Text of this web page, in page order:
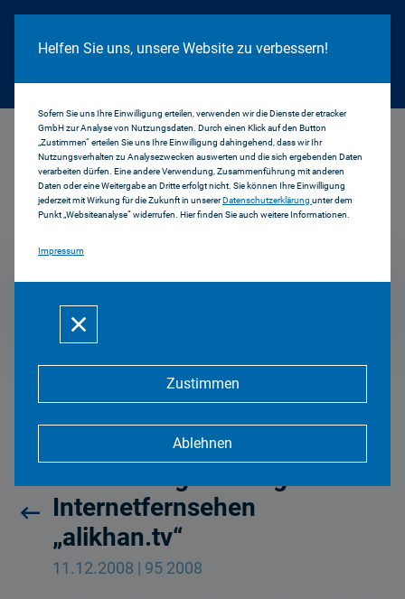
Cookie Hinweis
Helfen Sie uns, unsere Website zu verbessern!
Sofern Sie uns Ihre Einwilligung erteilen, verwenden wir die Dienste der etracker
GmbH zur Analyse von Nutzungsdaten. Durch einen Klick auf den Button
„Zustimmen“ erteilen Sie uns Ihre Einwilligung dahingehend, dass wir Ihr
Nutzungsverhalten zu Analysezwecken auswerten und die sich ergebenden Daten
verarbeiten dürfen. Eine andere Verwendung, Zusammenführung mit anderen
Daten oder eine Weitergabe an Dritte erfolgt nicht. Sie können Ihre Einwilligung
jederzeit mit Wirkung für die Zukunft in unsererDatenschutzerklärung unter dem
Punkt „Websiteanalyse“ widerrufen. Hier finden Sie auch weitere Informationen.
Impressum
Zustimmen
Ablehnen
2008
Pressemitteilungen
Internetfernsehen
„alikhan.tv“
11.12.2008 | 95 2008